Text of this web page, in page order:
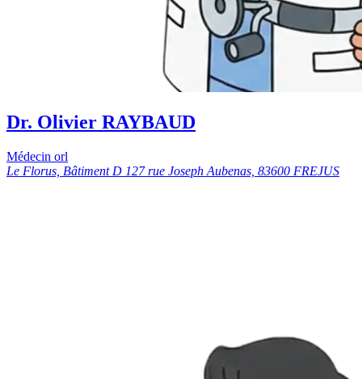
Dr. Olivier RAYBAUD
Médecin orl
Le Florus, Bâtiment D 127 rue Joseph Aubenas, 83600 FREJUS